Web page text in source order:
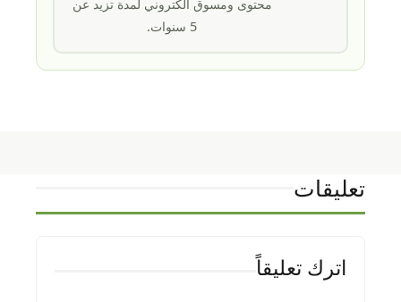
محتوى ومسوق الكتروني لمدة تزيد عن
5 سنوات.
تعليقات
اترك تعليقاً